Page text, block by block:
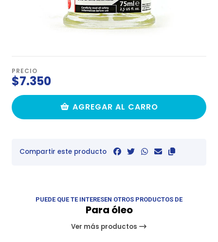
PRECIO
$7.350
AGREGAR AL CARRO
Compartir este producto
PUEDE QUE TE INTERESEN OTROS PRODUCTOS DE
Para óleo
Ver más productos